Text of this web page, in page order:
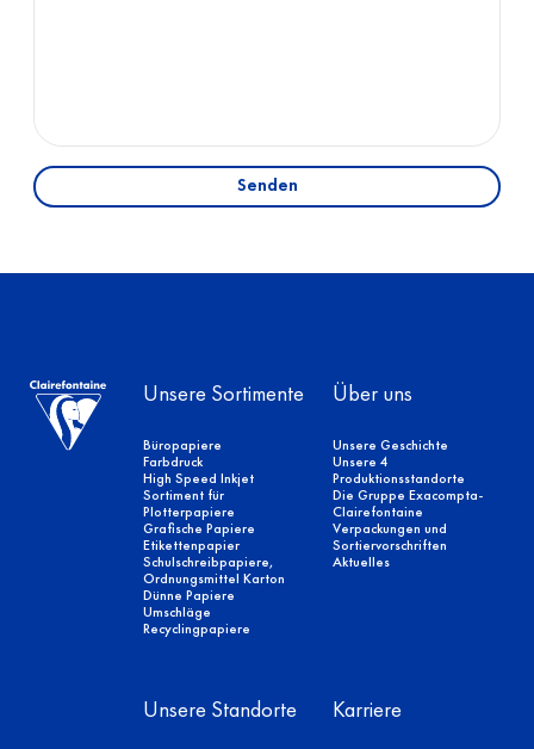
Senden
Unsere Sortimente
Büropapiere
Farbdruck
High Speed Inkjet
Sortiment für
Plotterpapiere
Grafische Papiere
Etikettenpapier
Schulschreibpapiere,
Ordnungsmittel Karton
Dünne Papiere
Umschläge
Recyclingpapiere
Über uns
Unsere Geschichte
Unsere 4
Produktionsstandorte
Die Gruppe Exacompta-
Clairefontaine
Verpackungen und
Sortiervorschriften
Aktuelles
Unsere Standorte Karriere